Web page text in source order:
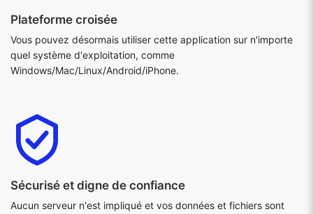
Plateforme croisée
Vous pouvez désormais utiliser cette application sur n'importe
quel système d'exploitation, comme
Windows/Mac/Linux/Android/iPhone.
Sécurisé et digne de confiance
Aucun serveur n'est impliqué et vos données et fichiers sont